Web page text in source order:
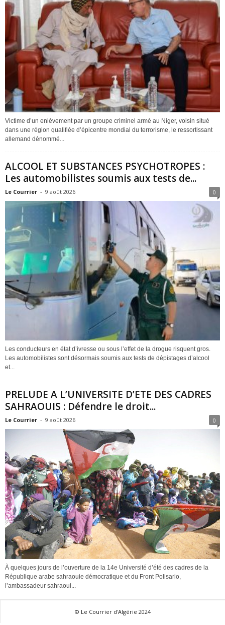
Victime d’un enlèvement par un groupe criminel armé au Niger, voisin situé
dans une région qualifiée d’épicentre mondial du terrorisme, le ressortissant
allemand dénommé...
ALCOOL ET SUBSTANCES PSYCHOTROPES :
Les automobilistes soumis aux tests de...
Le Courrier - 9 août 2026 0
Les conducteurs en état d’ivresse ou sous l’effet de la drogue risquent gros.
Les automobilistes sont désormais soumis aux tests de dépistages d’alcool
et...
PRELUDE A L’UNIVERSITE D’ETE DES CADRES
SAHRAOUIS : Défendre le droit...
Le Courrier - 9 août 2026 0
À quelques jours de l’ouverture de la 14e Université d’été des cadres de la
République arabe sahraouie démocratique et du Front Polisario,
l’ambassadeur sahraoui...
© Le Courrier d'Algérie 2024